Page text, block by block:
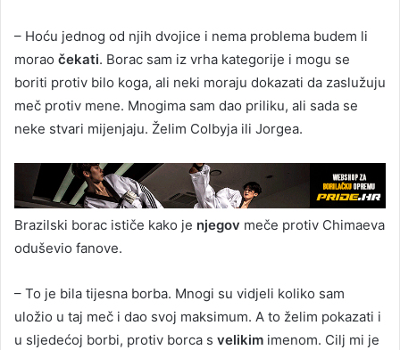
– Hoću jednog od njih dvojice i nema problema budem li
morao čekati. Borac sam iz vrha kategorije i mogu se
boriti protiv bilo koga, ali neki moraju dokazati da zaslužuju
meč protiv mene. Mnogima sam dao priliku, ali sada se
neke stvari mijenjaju. Želim Colbyja ili Jorgea.
Brazilski borac ističe kako je njegov meče protiv Chimaeva
oduševio fanove.
– To je bila tijesna borba. Mnogi su vidjeli koliko sam
uložio u taj meč i dao svoj maksimum. A to želim pokazati i
u sljedećoj borbi, protiv borca s velikim imenom. Cilj mi je